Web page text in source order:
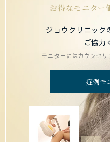
お得なモニター
ジョウクリニック
ご協力
モニターにはカウンセ
症例モ